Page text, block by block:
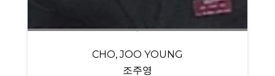
CHO, JOO YOUNG
조주영